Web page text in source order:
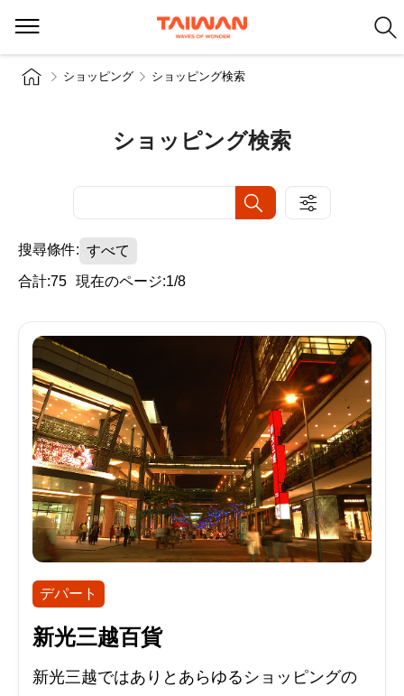
ショッピング ショッピング検索
ショッピング検索
搜尋條件: すべて
合計:75 現在のページ:1/8
デパート
新光三越百貨
新光三越ではありとあらゆるショッピングの